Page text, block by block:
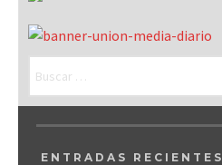
ENTRADAS RECIENTES